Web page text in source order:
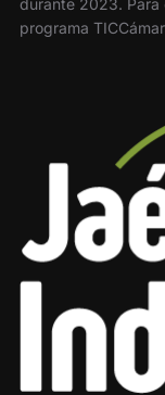
durante 2023. Para
programa